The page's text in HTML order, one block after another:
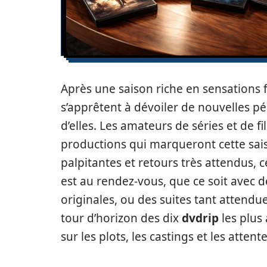
Après une saison riche en
s’apprêtent à dévoiler de nouvelles
d’elles. Les amateurs de séries et de
productions qui marqueront cette
palpitantes et retours très attendus,
est au rendez-vous, que ce soit avec
originales, ou des suites tant
tour d’horizon des dixdvdrip les
sur les plots, les castings et les